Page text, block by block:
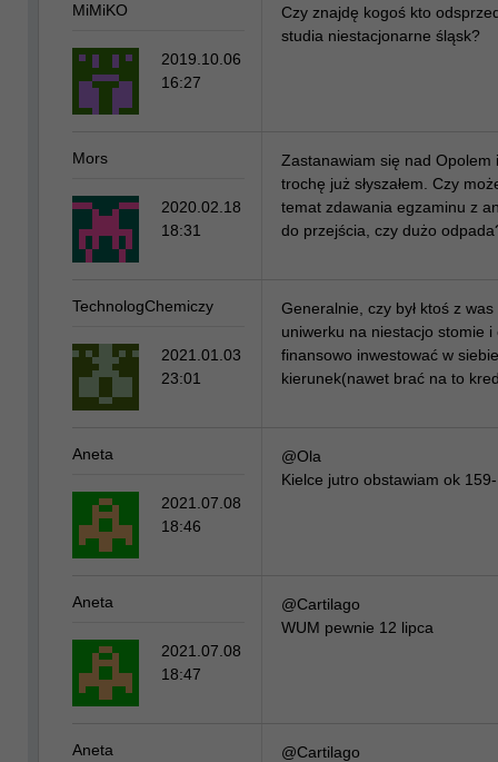
Czy znajdę kogoś kto
studia niestacjonarne śląsk?
MiMiKO
2019.10.06
16:27
Zastanawiam się nad Opolem
trochę już słyszałem. Czy
temat zdawania egzaminu z
do przejścia, czy dużo
Mors
2020.02.18
18:31
Generalnie, czy był ktoś z
uniwerku na niestacjo stomie i
finansowo inwestować w
kierunek(nawet brać na to
TechnologChemiczy
2021.01.03
23:01
@Ola
Kielce jutro obstawiam ok
Aneta
2021.07.08
18:46
@Cartilago
WUM pewnie 12 lipca
Aneta
2021.07.08
18:47
@Cartilago
Aneta